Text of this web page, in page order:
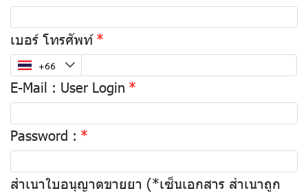
เบอร์ โทรศัพท์
E-Mail : User Login
Password :
สำเนาใบอนุญาตขายยา (*เซ็นเอกสาร สำเนาถูก